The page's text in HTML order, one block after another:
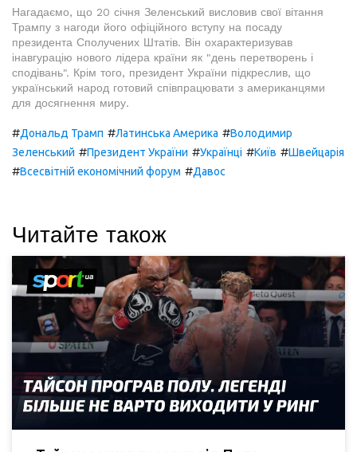
Нагадаємо, що 20 січня Зеленський висловив свої вітання
Трампу з нагоди його офіційного вступу на посаду
президента Сполучених Штатів. Він охарактеризував
інавгурацію нового лідера країни як "день перетворень і
сподівань". Крім того, президент України підкреслив, що
український народ готовий співпрацювати з американцями
для досягнення миру.
#Дональд Трамп #Латинська Америка #Володимир
Зеленський #Президент України #Українці #Київ #Швейцарія
#Всесвітній економічний форум #Давос
Читайте також